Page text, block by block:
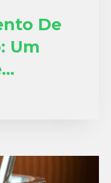
De
Um